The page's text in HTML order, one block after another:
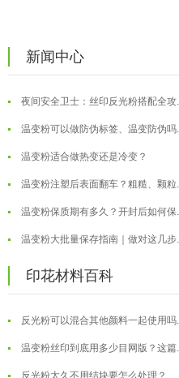
新闻中心
温变粉耐温真相：注塑"高温炼...
夜间安全卫士：丝印反光粉搭配全攻...
温变粉可以做防伪标签、温变防伪吗...
温变粉适合做热变还是冷变？
温变粉注塑后表面翻车？粗糙、颗粒...
温变粉保质期有多久？开封后如何保...
温变粉大批量保存指南｜做对这几步...
温变粉"烤"问：长期加...
温变粉耐温真相：注塑"高温炼...
夜间安全卫士：丝印反光粉搭配全攻...
印花材料百科
温变粉丝印到底用多少目网版？这篇...
反光粉能用在注塑工艺上吗？
反光粉可以混合其他颜料一起使用吗...
温变粉丝印到底用多少目网版？这篇...
反光粉太久不用结块要怎么处理？